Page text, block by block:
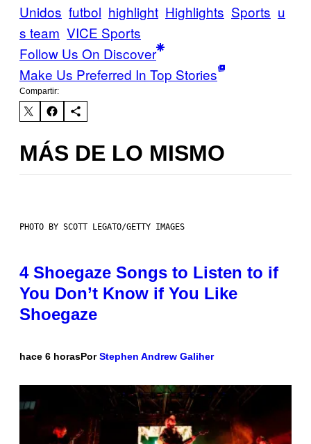
Unidos futbol highlight Highlights Sports u
s team VICE Sports
Follow Us On Discover
Make Us Preferred In Top Stories
Compartir:
MÁS DE LO MISMO
PHOTO BY SCOTT LEGATO/GETTY IMAGES
4 Shoegaze Songs to Listen to if
You Don’t Know if You Like
Shoegaze
hace 6 horasPorStephen Andrew Galiher